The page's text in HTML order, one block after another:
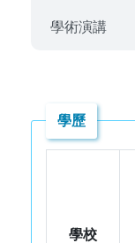
學術演講
學歷
學校